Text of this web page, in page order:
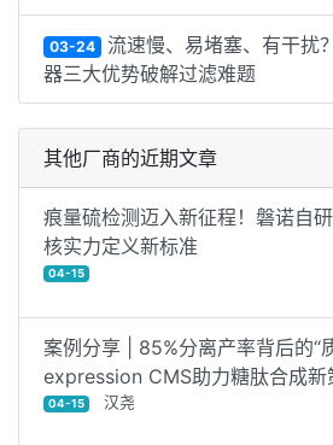
03-24 流速慢、易堵塞、有干扰
器三大优势破解过滤难题
其他厂商的近期文章
痕量硫检测迈入新征程！磐诺自
核实力定义新标准
04-15
案例分享 | 85%分离产率背后的
expression CMS助力糖肽合成新
04-15 汉尧